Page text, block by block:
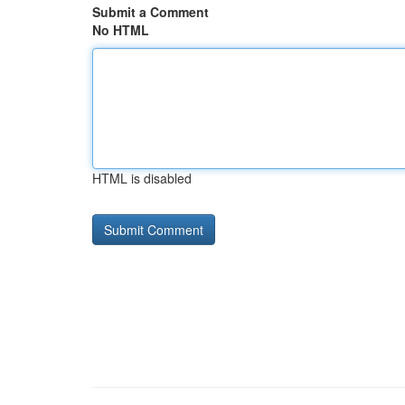
Submit a Comment
No HTML
HTML is disabled